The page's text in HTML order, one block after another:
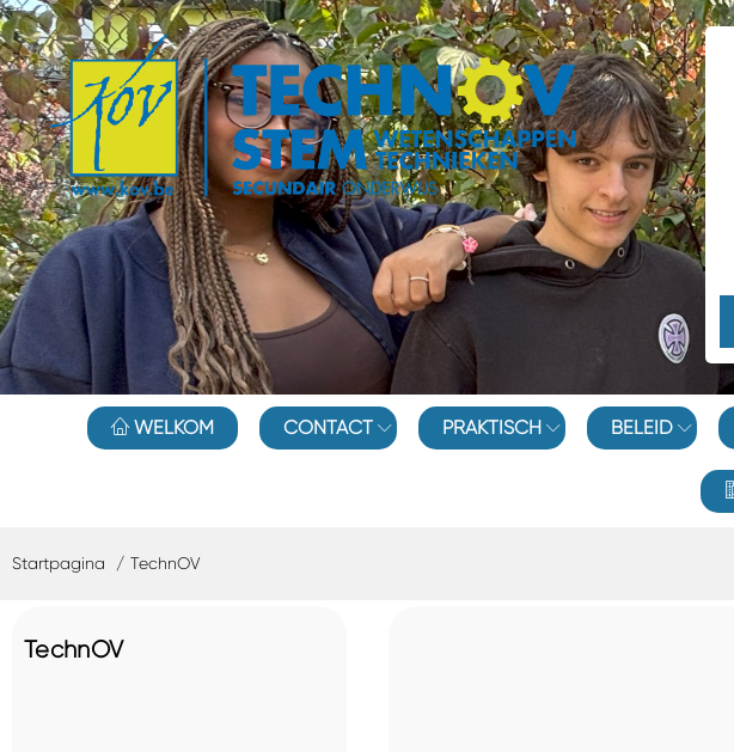
WELKOM CONTACT PRAKTISCH BELEID
Startpagina TechnOV
TechnOV